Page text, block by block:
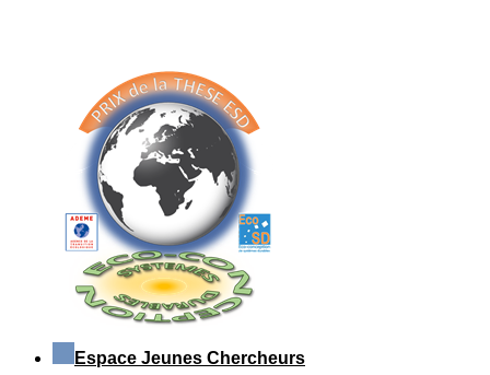
Espace Jeunes Chercheurs